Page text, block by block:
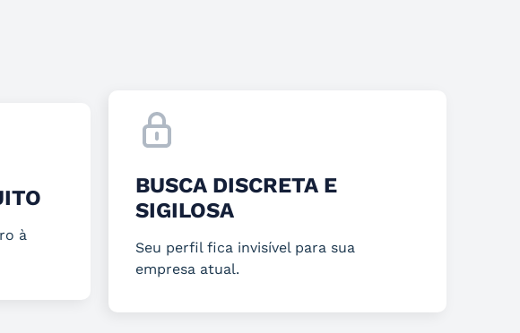
à
BUSCA DISCRETA E
SIGILOSA
Seu perfil fica invisível para sua
empresa atual.